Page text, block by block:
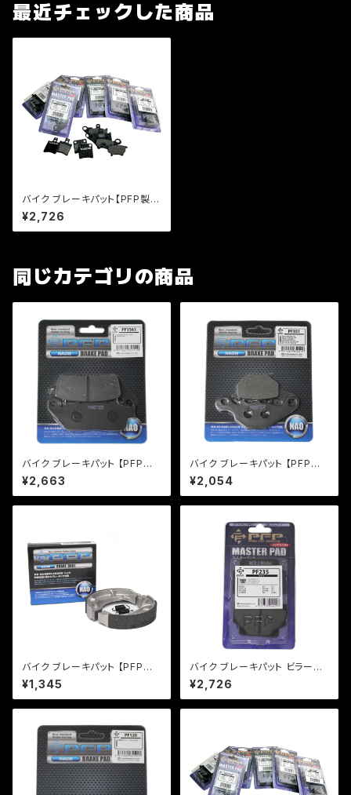
最近チェックした商品
バイク ブレーキパット【PFP製】
PF156 マスターパッド ホーネッ
ト CB CBR【クリックポスト発送
可能】
¥2,726
同じカテゴリの商品
バイク ブレーキパット 【PFP製】
PF156/3 マスターパッド VTR
マグナ スティード 【クリックポス
ト発送可能】
¥2,663
バイク ブレーキパット 【PFP製】
PF351 マスターパッド アドレ
ス レッツ【クリックポスト発送
可能】
¥2,054
バイク ブレーキパット 【PFP製】
PFB330 ブレーキシュー レッツ
ストマジ
¥1,345
バイク ブレーキパット ビラーゴ
【PFP製】PF235 マスターパッド
【クリックポスト発送可能】
¥2,726